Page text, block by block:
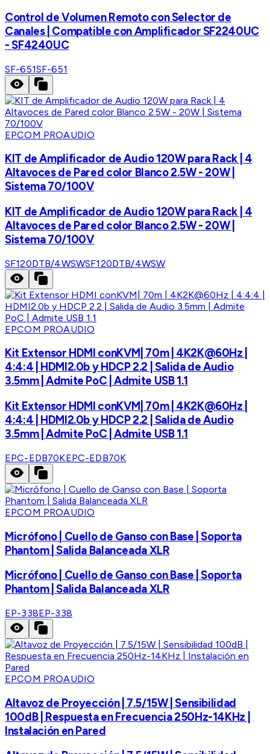
Control de Volumen Remoto con Selector de
Canales | Compatible con Amplificador SF2240UC
- SF4240UC
SF-651SF-651
EPCOM PROAUDIO
KIT de Amplificador de Audio 120W para Rack | 4
Altavoces de Pared color Blanco 2.5W - 20W |
Sistema 70/100V
KIT de Amplificador de Audio 120W para Rack | 4
Altavoces de Pared color Blanco 2.5W - 20W |
Sistema 70/100V
SF120DTB/4WSWSF120DTB/4WSW
EPCOM PROAUDIO
Kit Extensor HDMI conKVM| 70m | 4K2K@60Hz |
4:4:4 | HDMI2.0b y HDCP 2.2 | Salida de Audio
3.5mm | Admite PoC | Admite USB 1.1
Kit Extensor HDMI conKVM| 70m | 4K2K@60Hz |
4:4:4 | HDMI2.0b y HDCP 2.2 | Salida de Audio
3.5mm | Admite PoC | Admite USB 1.1
EPC-EDB70KEPC-EDB70K
EPCOM PROAUDIO
Micrófono | Cuello de Ganso con Base | Soporta
Phantom | Salida Balanceada XLR
Micrófono | Cuello de Ganso con Base | Soporta
Phantom | Salida Balanceada XLR
EP-338EP-338
EPCOM PROAUDIO
Altavoz de Proyección | 7.5/15W | Sensibilidad
100dB | Respuesta en Frecuencia 250Hz-14KHz |
Instalación en Pared